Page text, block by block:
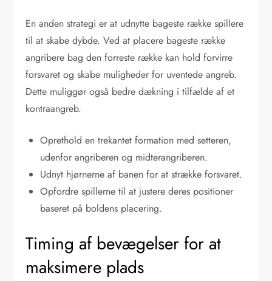
En anden strategi er at udnytte bageste række spillere
til at skabe dybde. Ved at placere bageste række
angribere bag den forreste række kan hold forvirre
forsvaret og skabe muligheder for uventede angreb.
Dette muliggør også bedre dækning i tilfælde af et
kontraangreb.
Oprethold en trekantet formation med setteren,
udenfor angriberen og midterangriberen.
Udnyt hjørnerne af banen for at strække forsvaret.
Opfordre spillerne til at justere deres positioner
baseret på boldens placering.
Timing af bevægelser for at
maksimere plads